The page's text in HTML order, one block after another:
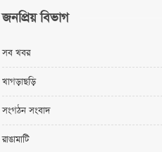
জনপ্রিয় বিভাগ
সব খবর
খাগড়াছড়ি
সংগঠন সংবাদ
রাঙামাটি